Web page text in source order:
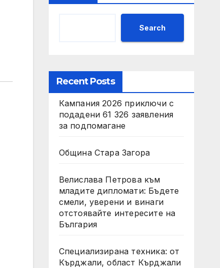
Search
Recent Posts
Кампания 2026 приключи с
подадени 61 326 заявления
за подпомагане
Община Стара Загора
Велислава Петрова към
младите дипломати: Бъдете
смели, уверени и винаги
отстоявайте интересите на
България
Специализирана техника: от
Кърджали, област Кърджали